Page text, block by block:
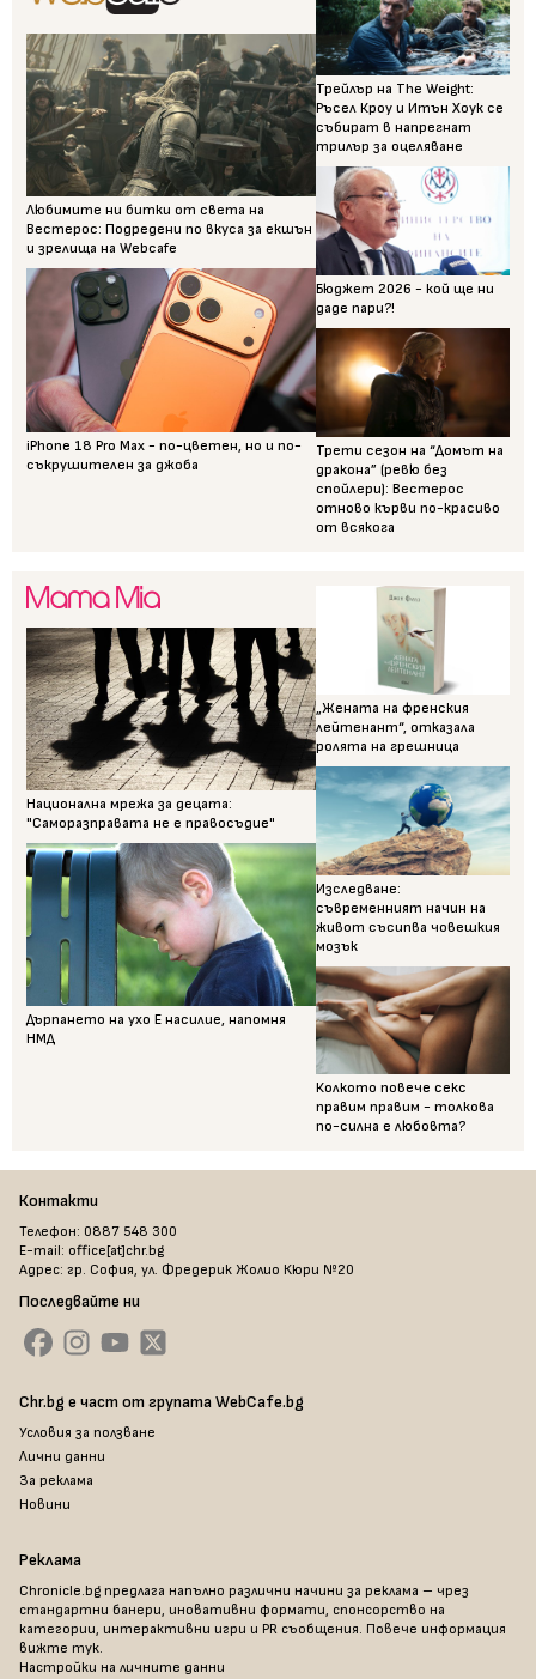
Любимите ни битки от света на
Вестерос: Подредени по вкуса за екшън
и зрелища на Webcafe
iPhone 18 Pro Max - по-цветен, но и по-
съкрушителен за джоба
Трейлър на The Weight:
Ръсел Кроу и Итън Хоук се
събират в напрегнат
трилър за оцеляване
Бюджет 2026 - кой ще ни
даде пари?!
Трети сезон на “Домът на
дракона” (ревю без
спойлери): Вестерос
отново кърви по-красиво
от всякога
Национална мрежа за децата:
"Саморазправата не е правосъдие"
Дърпането на ухо Е насилие, напомня
НМД
„Жената на френския
лейтенант“, отказала
ролята на грешница
Изследване:
съвременният начин на
живот съсипва човешкия
мозък
Колкото повече секс
правим правим - толкова
по-силна е любовта?
Контакти
Телефон: 0887 548 300
E-mail: office[at]chr.bg
Адрес: гр. София, ул. Фредерик Жолио Кюри №20
Последвайте ни
Chr.bg е част от групата WebCafe.bg
Условия за ползване
Лични данни
За реклама
Новини
Реклама
Chronicle.bg предлага напълно различни начини за реклама – чрез
стандартни банери, иновативни формати, спонсорство на
категории, интерактивни игри и PR съобщения. Повече информация
вижте тук.
Настройки на личните данни